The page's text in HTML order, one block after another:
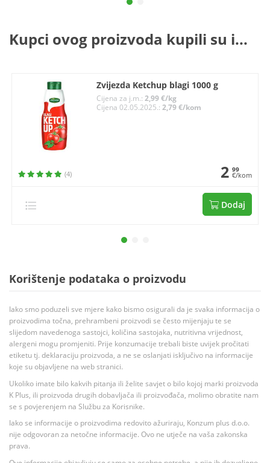
Kupci ovog proizvoda kupili su i...
Zvijezda Ketchup blagi 1000 g
Cijena za j.m.:2,99 €/kg
Cijena 02.05.2025.:2,79 €/kom
(4) 2 99
€/kom
Dodaj
Korištenje podataka o proizvodu
Iako smo poduzeli sve mjere kako bismo osigurali da je svaka informacija o
proizvodima točna, prehrambeni proizvodi se često mijenjaju te se
slijedom navedenoga sastojci, količina sastojaka, nutritivna vrijednost,
alergeni mogu promjeniti. Prije konzumacije trebali biste uvijek pročitati
etiketu tj. deklaraciju proizvoda, a ne se oslanjati isključivo na informacije
koje su objavljene na web stranici.
Ukoliko imate bilo kakvih pitanja ili želite savjet o bilo kojoj marki proizvoda
K Plus, ili proizvoda drugih dobavljača ili proizvođača, molimo obratite nam
se s povjerenjem na Službu za Korisnike.
Iako se informacije o proizvodima redovito ažuriraju, Konzum plus d.o.o.
nije odgovoran za netočne informacije. Ovo ne utječe na vaša zakonska
prava.